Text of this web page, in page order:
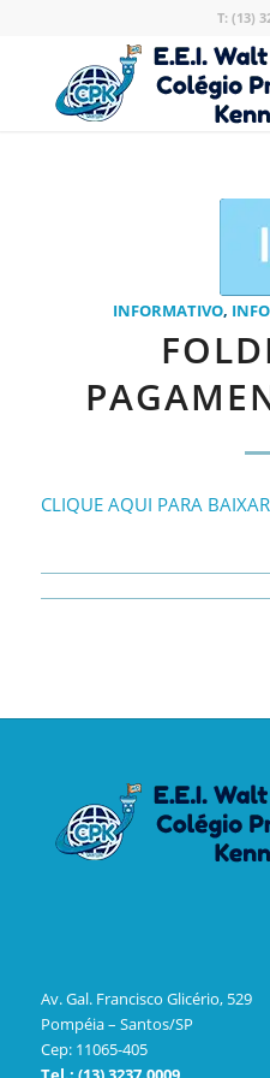
T: (13)
INFORMATIVO,
CLIQUE AQUI PARA BAIXAR
Av. Gal. Francisco Glicério, 529
Pompéia – Santos/SP
Cep: 11065-405